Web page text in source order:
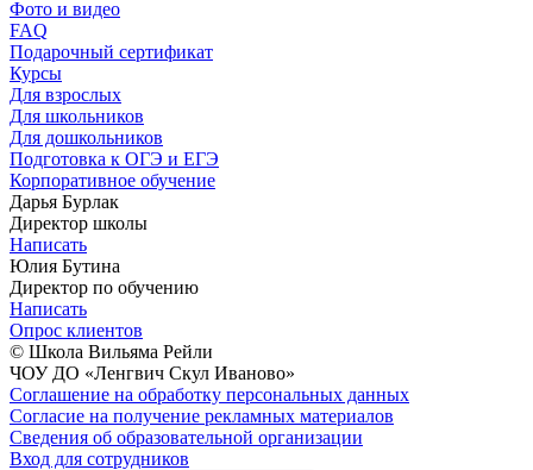
Фото и видео
FAQ
Подарочный сертификат
Курсы
Для взрослых
Для школьников
Для дошкольников
Подготовка к ОГЭ и ЕГЭ
Корпоративное обучение
Дарья Бурлак
Директор школы
Написать
Юлия Бутина
Директор по обучению
Написать
Опрос клиентов
© Школа Вильяма Рейли
ЧОУ ДО «Ленгвич Скул Иваново»
Соглашение на обработку персональных данных
Согласие на получение рекламных материалов
Сведения об образовательной организации
Вход для сотрудников